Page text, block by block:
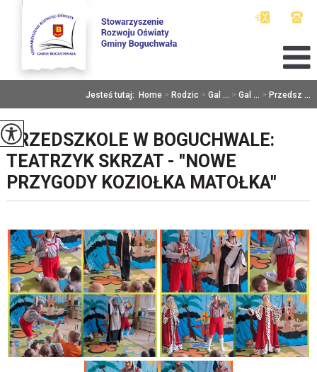
Jesteś tutaj: Home > Rodzic > Gal ... > Gal ... > Przedsz ...
PRZEDSZKOLE W BOGUCHWALE:
TEATRZYK SKRZAT - ''NOWE
PRZYGODY KOZIOŁKA MATOŁKA''